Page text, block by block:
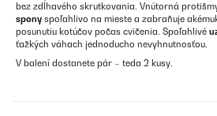
bez zdĺhavého skrutkovania. Vnútorná
spony spoľahlivo na mieste a zabraňuje
posunutiu kotúčov počas cvičenia. Spoľahlivé
ťažkých váhach jednoducho nevyhnutnosťou.
V balení dostanete pár – teda 2 kusy.